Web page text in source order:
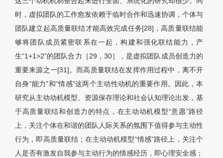
时，虚拟团队的工作愈发依赖于临时合作和迅速协调，个体与
团队建立起高质量联结才能高效完成任务[28]，高质量联结能
够将团队成员紧密联系在一起，构建和强化联结能力，产
生“1+1>2”的团队合力［29，30］，是虚拟团队成员创造力的
重要来源之一[31]。而高质量联结在发挥作用过程中，离不开
自身“能力”和“情感”这两个主动性动机的重要作用。因此，本
研究从主动动机模型、资源保存理论和社会认知理论出发，基
于高质量联结和创造力的特点，在主动动机模型“意愿”路径
上，关注个体在和谐的团队人际关系的氛围下值得参与主动性
行为，即高质量联结；在主动动机模型“情感”路径上，关注个
人是否有激发自我参与主动行为的情感经历，即心理安全感；